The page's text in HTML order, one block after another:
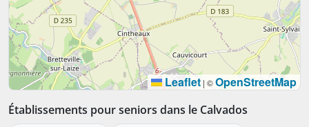
Leaflet | ©OpenStreetMap
Établissements pour seniors dans le Calvados